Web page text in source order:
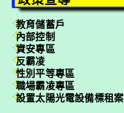
教育儲蓄戶
內部控制
資安專區
反霸凌
性別平等專區
職場霸凌專區
設置太陽光電設備標租案